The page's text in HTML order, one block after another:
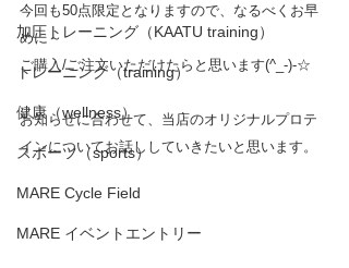
加圧トレーニング（KAATU training）
トレーニング（training）
健康（wellness）
スポーツ（sports）
MARE Cycle Field
MARE イベントエントリー
今回も50点限定となりますので、なるべくお早
めに～
ご購入/ご注文いただけたらと思います(^_-)-☆
お知らせに合わせて、当店のオリジナルプロテ
インについてお話ししていきたいと思います。